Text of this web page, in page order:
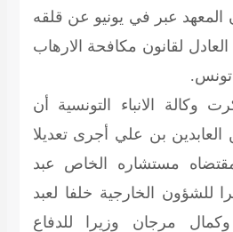
المعهد عبر في يونيو عن قلقه
لقانون مكافحة الارهاب
تونس.
الانباء التونسية أن
بن علي أجرى تعديلا
مستشاره الخاص عبد
للشؤون الخارجية خلفا لعبد
وكمال مرجان وزيرا للدفاع